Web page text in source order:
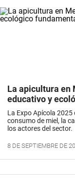
La apicultura en
educativo y
La Expo Apícola 2025
consumo de miel, la
los actores del sector.
8 DE SEPTIEMBRE DE